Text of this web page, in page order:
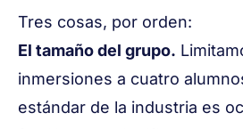
Tres cosas, por orden:
El tamaño del grupo.
inmersiones a cuatro
estándar de la industria es